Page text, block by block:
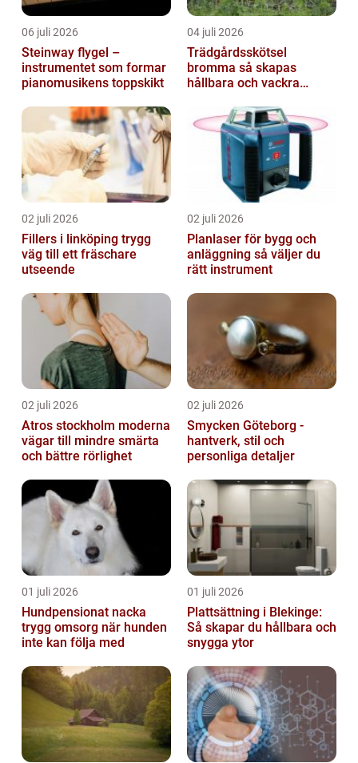
06 juli 2026
Steinway flygel –
instrumentet som formar
pianomusikens toppskikt
04 juli 2026
Trädgårdsskötsel
bromma så skapas
hållbara och vackra
02 juli 2026
Fillers i linköping trygg
väg till ett fräschare
utseende
02 juli 2026
Planlaser för bygg och
anläggning så väljer du
rätt instrument
02 juli 2026
Atros stockholm moderna
vägar till mindre smärta
och bättre rörlighet
02 juli 2026
Smycken Göteborg -
hantverk, stil och
personliga detaljer
01 juli 2026
Hundpensionat nacka
trygg omsorg när hunden
inte kan följa med
01 juli 2026
Plattsättning i Blekinge:
Så skapar du hållbara och
snygga ytor